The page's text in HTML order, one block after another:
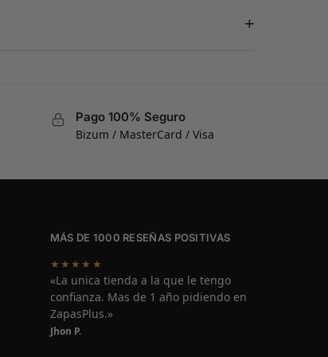
+
Pago 100% Seguro
Bizum / MasterCard / Visa
MÁS DE 1000 RESEÑAS POSITIVAS
★★★★★
«La unica tienda a la que le tengo
confianza. Mas de 1 año pidiendo en
ZapasPlus.»
Jhon P.